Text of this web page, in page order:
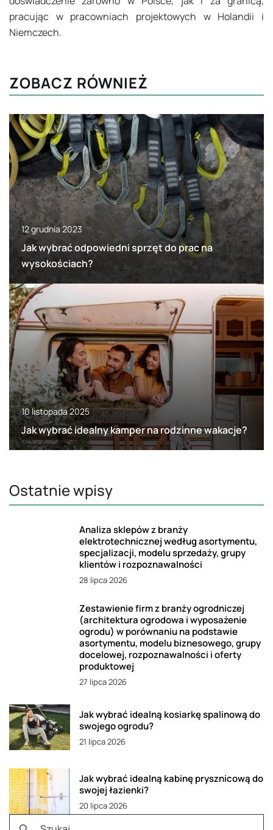
pracując w pracowniach projektowych w Holandii i
Niemczech.
ZOBACZ RÓWNIEŻ
12 grudnia 2023
Jak wybrać odpowiedni sprzęt do prac na
wysokościach?
10 listopada 2025
Jak wybrać idealny kamper na rodzinne wakacje?
Ostatnie wpisy
Analiza sklepów z branży
elektrotechnicznej według asortymentu,
specjalizacji, modelu sprzedaży, grupy
klientów i rozpoznawalności
28 lipca 2026
Zestawienie firm z branży ogrodniczej
(architektura ogrodowa i wyposażenie
ogrodu) w porównaniu na podstawie
asortymentu, modelu biznesowego, grupy
docelowej, rozpoznawalności i oferty
produktowej
27 lipca 2026
Jak wybrać idealną kosiarkę spalinową do
swojego ogrodu?
21 lipca 2026
Jak wybrać idealną kabinę prysznicową do
swojej łazienki?
20 lipca 2026